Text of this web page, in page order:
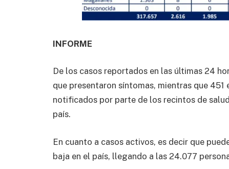
INFORME
De los casos reportados en las últimas 24
que presentaron síntomas, mientras que
notificados por parte de los recintos de
país.
En cuanto a casos activos, es decir que
baja en el país, llegando a las 24.077